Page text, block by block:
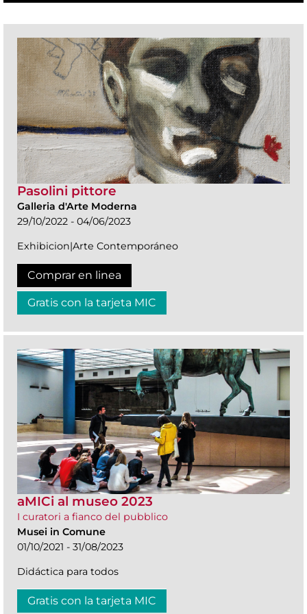
Pasolini pittore
Galleria d'Arte Moderna
29/10/2022 - 04/06/2023
Exhibicion|Arte Contemporáneo
Comprar en linea
Gratis con la tarjeta MIC
aMICi al museo 2023
I curatori a fianco del pubblico
Musei in Comune
01/10/2021 - 31/08/2023
Didáctica para todos
Gratis con la tarjeta MIC